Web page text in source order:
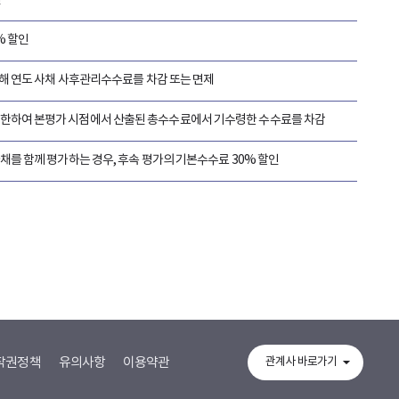
할인
연도 사채 사후관리수수료를 차감 또는 면제
하여 본평가 시점에서 산출된 총수수료에서 기수령한 수수료를 차감
를 함께 평가하는 경우, 후속 평가의 기본수수료 30% 할인
권정책 유의사항 이용약관 관계사 바로가기